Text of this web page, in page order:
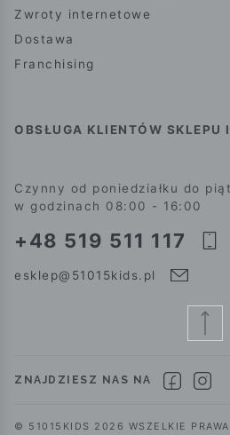
Zwroty internetowe
Dostawa
Franchising
OBSŁUGA KLIENTÓW SKLEPU
Czynny od poniedziałku do
w godzinach 08:00 - 16:00
+48 519 511 117
esklep@51015kids.pl
ZNAJDZIESZ NAS NA
© 51015KIDS 2026 WSZELKIE PRAWA